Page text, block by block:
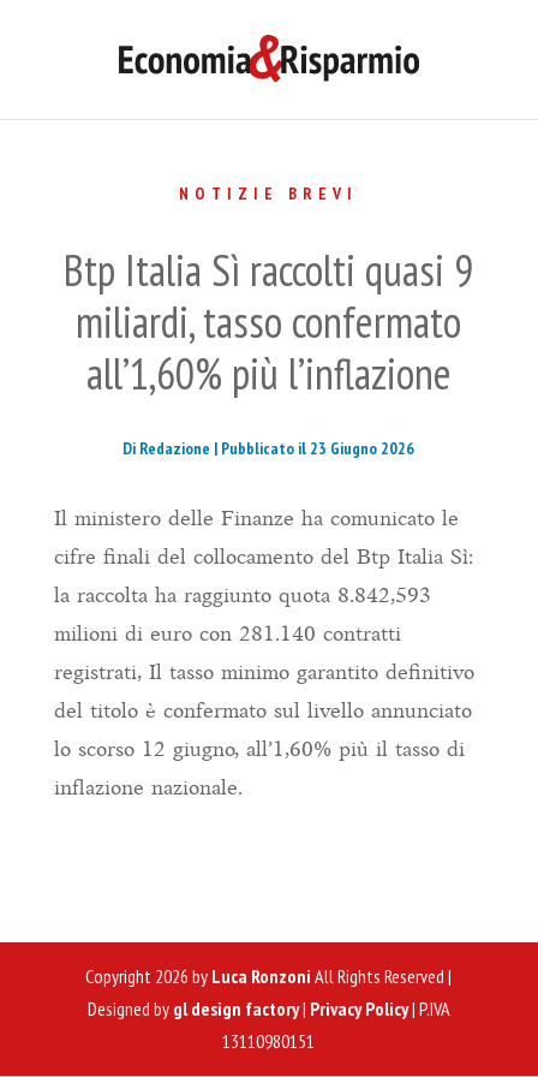
NOTIZIE BREVI
Btp Italia Sì raccolti quasi 9
miliardi, tasso confermato
all’1,60% più l’inflazione
Di Redazione | Pubblicato il 23 Giugno 2026
Il ministero delle Finanze ha comunicato le
cifre finali del collocamento del Btp Italia Sì:
la raccolta ha raggiunto quota 8.842,593
milioni di euro con 281.140 contratti
registrati, Il tasso minimo garantito definitivo
del titolo è confermato sul livello annunciato
lo scorso 12 giugno, all’1,60% più il tasso di
inflazione nazionale.
Copyright 2026 by Luca Ronzoni All Rights Reserved |
Designed by gl design factory| Privacy Policy| P.IVA
13110980151